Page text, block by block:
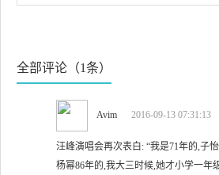
全部评论（1条）
Avim 2016-09-13 07:31:13
汪峰演唱会再次表白: “我是71年的,子
杨幂86年的,我大三时候,她才小学一年